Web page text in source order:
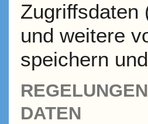
Zugriffsdaten
und weitere
speichern
DATEN